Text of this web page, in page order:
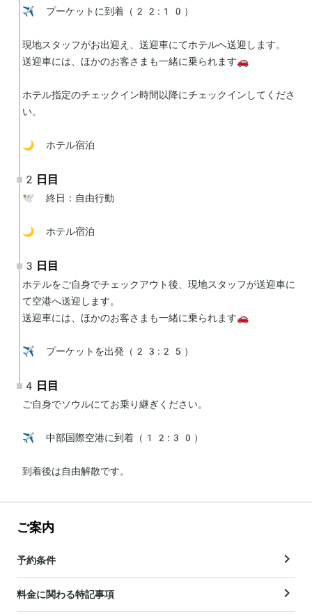
✈️ プーケットに到着（22:10）
現地スタッフがお出迎え、送迎車にてホテルへ送迎します。
送迎車には、ほかのお客さまも一緒に乗られます🚗
ホテル指定のチェックイン時間以降にチェックインしてくださ
い。
🌙 ホテル宿泊
2日目
🕊 終日：自由行動
🌙 ホテル宿泊
3日目
ホテルをご自身でチェックアウト後、現地スタッフが送迎車に
て空港へ送迎します。
送迎車には、ほかのお客さまも一緒に乗られます🚗
✈️ プーケットを出発（23:25）
4日目
ご自身でソウルにてお乗り継ぎください。
✈️ 中部国際空港に到着（12:30）
到着後は自由解散です。
ご案内
予約条件
料金に関わる特記事項